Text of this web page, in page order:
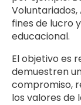
Voluntariados,
fines de lucro
educacional.
El objetivo es
demuestren
compromiso,
los valores de